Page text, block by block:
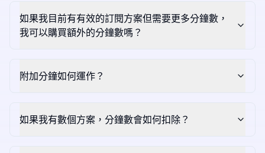
如果我目前有有效的訂閱方案但需要更多分鐘數，
我可以購買額外的分鐘數嗎？
附加分鐘如何運作？
如果我有數個方案，分鐘數會如何扣除？